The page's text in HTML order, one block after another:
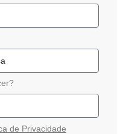
de Privacidade